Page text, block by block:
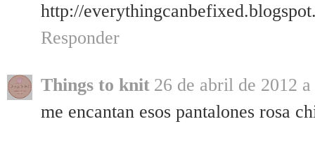
http://
Responder
Things to knit 26 de abril de 2012
me encantan esos pantalones rosa